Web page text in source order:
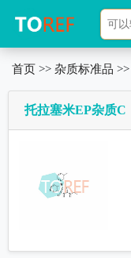
首页 >> 杂质标准品 >>
托拉塞米EP杂质C